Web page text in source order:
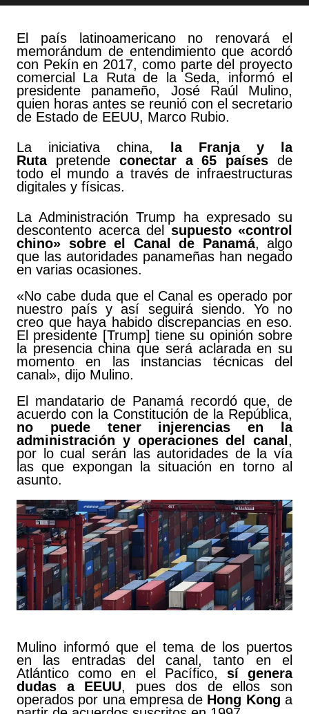
El país latinoamericano no renovará el
memorándum de entendimiento que acordó
con Pekín en 2017, como parte del proyecto
comercial La Ruta de la Seda, informó el
presidente panameño, José Raúl Mulino,
quien horas antes se reunió con el secretario
de Estado de EEUU, Marco Rubio.
La iniciativa china,
la Franja y la
Rutapretende conectar a 65 países de
todo el mundo a través de infraestructuras
digitales y físicas.
La Administración Trump ha expresado su
descontento acerca del supuesto «control
chino» sobre el Canal de Panamá, algo
que las autoridades panameñas han negado
en varias ocasiones.
«No cabe duda que el Canal es operado por
nuestro país y así seguirá siendo. Yo no
creo que haya habido discrepancias en eso.
El presidente [Trump] tiene su opinión sobre
la presencia china que será aclarada en su
momento en las instancias técnicas del
canal», dijo Mulino.
El mandatario de Panamá recordó que, de
acuerdo con la Constitución de la República,
no puede tener injerencias en la
administración y operaciones del canal ,
por lo cual serán las autoridades de la vía
las que expongan la situación en torno al
asunto.
Mulino informó que el tema de los puertos
en las entradas del canal, tanto en el
Atlántico como en el Pacífico, sí genera
dudas a EEUU, pues dos de ellos son
operados por una empresa de Hong Kong a